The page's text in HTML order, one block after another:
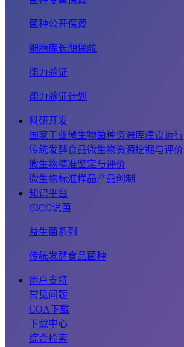
菌种公开保藏
细胞库长期保藏
能力验证
能力验证计划
科研开发
国家工业微生物菌种资源库建设运行
传统发酵食品微生物资源挖掘与评价
微生物精准鉴定与评价
微生物标准样品产品创制
知识平台
CICC说菌
益生菌系列
传统发酵食品菌种
用户支持
常见问题
COA下载
下载中心
综合检索